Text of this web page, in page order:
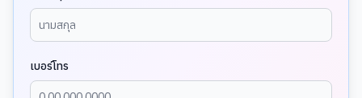
เบอร์โทร